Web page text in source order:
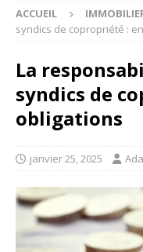
ACCUEIL
syndics de copropriété :
La
syndics de
obligations
janvier 25, 2025